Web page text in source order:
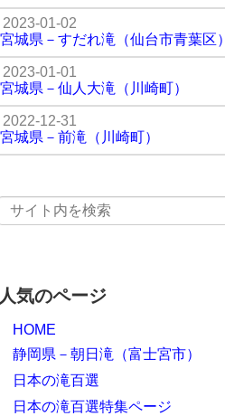
2023-01-02
宮城県－すだれ滝（仙台市青葉区）
2023-01-01
宮城県－仙人大滝（川崎町）
2022-12-31
宮城県－前滝（川崎町）
人気のページ
HOME
静岡県－朝日滝（富士宮市）
日本の滝百選
日本の滝百選特集ページ